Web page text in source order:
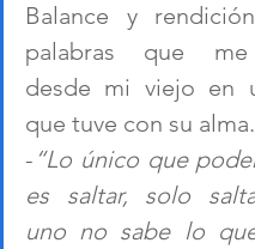
Balance y
palabras que
desde mi viejo en
que tuve con su alma.
- “Lo único que
es saltar, solo
uno no sabe lo